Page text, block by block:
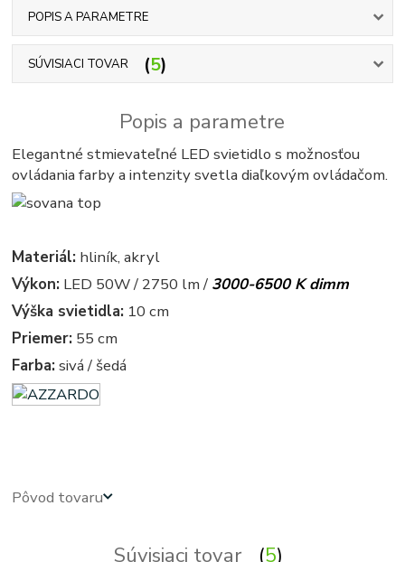
POPIS A PARAMETRE
SÚVISIACI TOVAR 5
Popis a parametre
Elegantné stmievateľné LED svietidlo s možnosťou
ovládania farby a intenzity svetla diaľkovým ovládačom.
Materiál: hliník, akryl
Výkon: LED 50W / 2750 lm / 3000-6500 K dimm
Výška svietidla: 10 cm
Priemer: 55 cm
Farba: sivá / šedá
Pôvod tovaru
Súvisiaci tovar 5